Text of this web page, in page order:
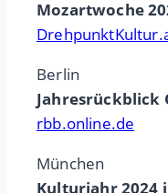
Mozartwoche
Berlin
Jahresrückblick
rbb.online.de
München
Kulturjahr 2024